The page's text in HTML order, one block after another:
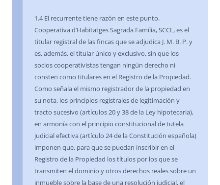
1.4 El recurrente tiene razón en este punto.
Cooperativa d’Habitatges Sagrada Família, SCCL, es el
titular registral de las fincas que se adjudica J. M. B. P. y
es, además, el titular único y exclusivo, sin que los
socios cooperativistas tengan ningún derecho ni
consten como titulares en el Registro de la Propiedad.
Como señala el mismo registrador de la propiedad en
su nota, los principios registrales de legitimación y
tracto sucesivo (artículos 20 y 38 de la Ley hipotecaria),
en armonía con el principio constitucional de tutela
judicial efectiva (artículo 24 de la Constitución española)
imponen que, para que se puedan inscribir en el
Registro de la Propiedad los títulos por los que se
transmiten el dominio y otros derechos reales sobre un
inmueble sobre la base de una resolución judicial, el